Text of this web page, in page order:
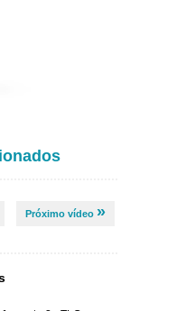
Próximo vídeo »